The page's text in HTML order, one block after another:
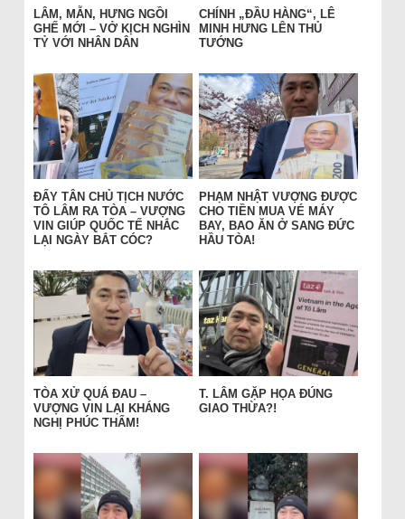
LÂM, MẪN, HƯNG NGỒI
GHẾ MỚI – VỞ KỊCH NGHÌN
TỶ VỚI NHÂN DÂN
CHÍNH „ĐẦU HÀNG“, LÊ
MINH HƯNG LÊN THỦ
TƯỚNG
ĐẨY TÂN CHỦ TỊCH NƯỚC
TÔ LÂM RA TÒA – VƯỢNG
VIN GIÚP QUỐC TẾ NHẮC
LẠI NGÀY BẮT CÓC?
PHẠM NHẬT VƯỢNG ĐƯỢC
CHO TIỀN MUA VÉ MÁY
BAY, BAO ĂN Ở SANG ĐỨC
HẦU TÒA!
TÒA XỬ QUÁ ĐAU –
VƯỢNG VIN LẠI KHÁNG
NGHỊ PHÚC THẨM!
T. LÂM GẶP HỌA ĐÚNG
GIAO THỪA?!